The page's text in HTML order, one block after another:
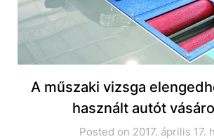
A műszaki vizsga
használt autót
Posted on 2017. április 17.